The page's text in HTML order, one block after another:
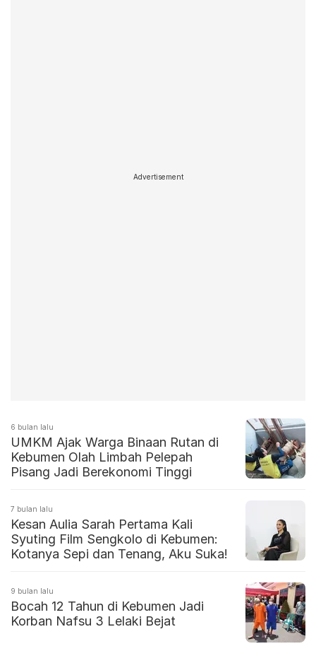
Advertisement
6 bulan lalu
UMKM Ajak Warga Binaan Rutan di
Kebumen Olah Limbah Pelepah
Pisang Jadi Berekonomi Tinggi
7 bulan lalu
Kesan Aulia Sarah Pertama Kali
Syuting Film Sengkolo di Kebumen:
Kotanya Sepi dan Tenang, Aku Suka!
9 bulan lalu
Bocah 12 Tahun di Kebumen Jadi
Korban Nafsu 3 Lelaki Bejat